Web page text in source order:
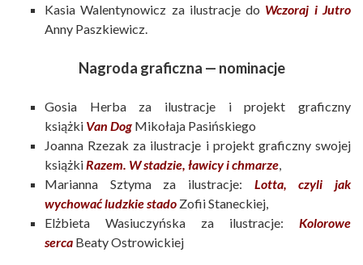
Kasia Walentynowicz za ilustracje do Wczoraj i Jutro
Anny Paszkiewicz.
Nagroda graficzna — nominacje
Gosia Herba za ilustracje i projekt graficzny
książki Van Dog Mikołaja Pasińskiego
Joanna Rzezak za ilustracje i projekt graficzny swojej
książkiRazem. W stadzie, ławicy i chmarze,
Marianna Sztyma za ilustracje: Lotta, czyli jak
wychować ludzkie stado Zofii Staneckiej,
Elżbieta Wasiuczyńska za ilustracje: Kolorowe
serca Beaty Ostrowickiej